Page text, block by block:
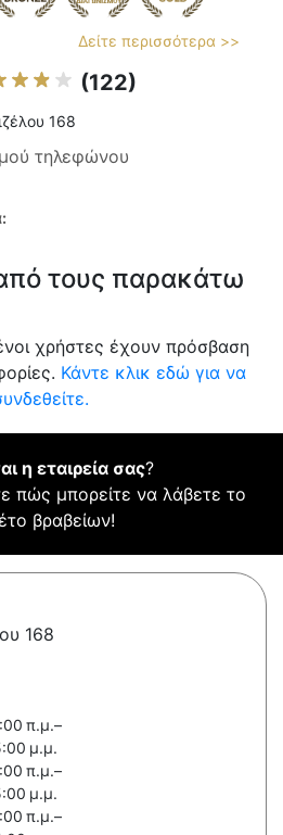
Δείτε περισσότερα >>
(122)
168
τηλεφώνου
τους παρακάτω
χρήστες έχουν πρόσβαση
Κάντε κλικ εδώ για να
η εταιρεία σας?
πώς μπορείτε να λάβετε το
βραβείων!
168
π.μ.–
μ.μ.
π.μ.–
μ.μ.
π.μ.–